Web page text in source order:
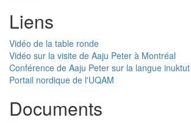
Liens
Vidéo de la table ronde
Vidéo sur la visite de Aaju Peter à Montréal
Conférence de Aaju Peter sur la langue inuktut
Portail nordique de l'UQAM
Documents